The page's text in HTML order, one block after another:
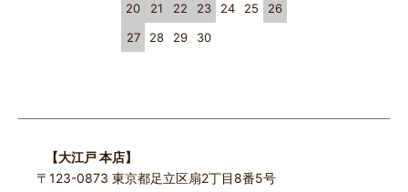
20
21 22 23 24 25
26
27
28 29 30
【大江戸 本店】
〒123-0873 東京都足立区扇2丁目8番5号